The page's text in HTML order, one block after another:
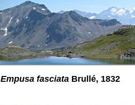
Empusa fasciata Brullé, 1832